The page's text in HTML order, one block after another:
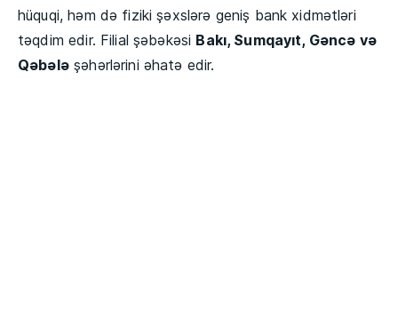
hüquqi, həm də fiziki şəxslərə geniş bank xidmətləri
təqdim edir. Filial şəbəkəsi Bakı, Sumqayıt, Gəncə və
Qəbələşəhərlərini əhatə edir.